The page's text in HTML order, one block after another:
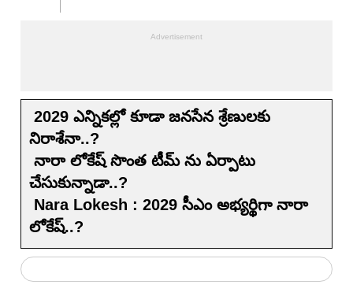
2029 ఎన్నికల్లో కూడా జనసేన శ్రేణులకు
నిరాశేనా..?
నారా లోకేష్ సొంత టీమ్ ను ఏర్పాటు
చేసుకున్నాడా..?
Nara Lokesh : 2029 సీఎం అభ్యర్థిగా నారా
లోకేష్..?